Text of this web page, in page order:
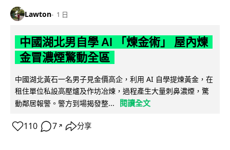
Lawton 1 日
中國湖北男自學 AI 「煉金術」 屋內煉
金冒濃煙驚動全區
中國湖北黃石一名男子見金價高企，利用 AI 自學提煉黃金，在
租住單位私設高壓爐及作坊冶煉，過程產生大量刺鼻濃煙，驚
動鄰居報警。警方到場揭發整...
閱讀全文
110 7 ↗ 分享